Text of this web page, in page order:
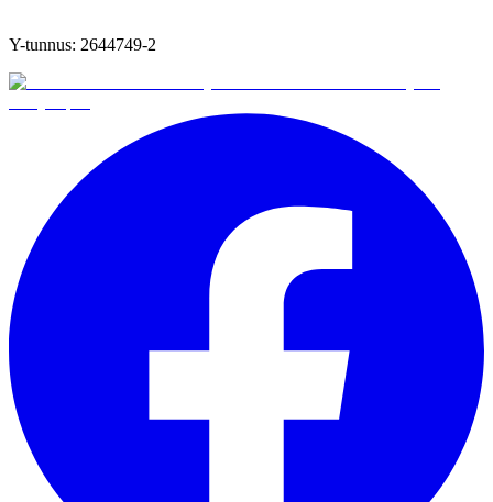
Y-tunnus: 2644749-2